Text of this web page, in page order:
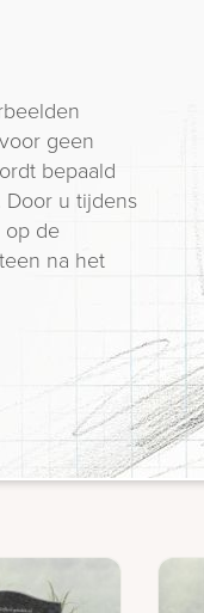
geen
bepaald
u tijdens
op de
na het